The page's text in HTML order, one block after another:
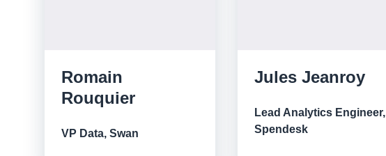
Romain
Rouquier
VP Data, Swan
Jules Jeanroy
Lead Analytics Engineer,
Spendesk